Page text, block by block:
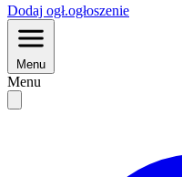
Dodaj ogł.ogłoszenie
Menu
Menu